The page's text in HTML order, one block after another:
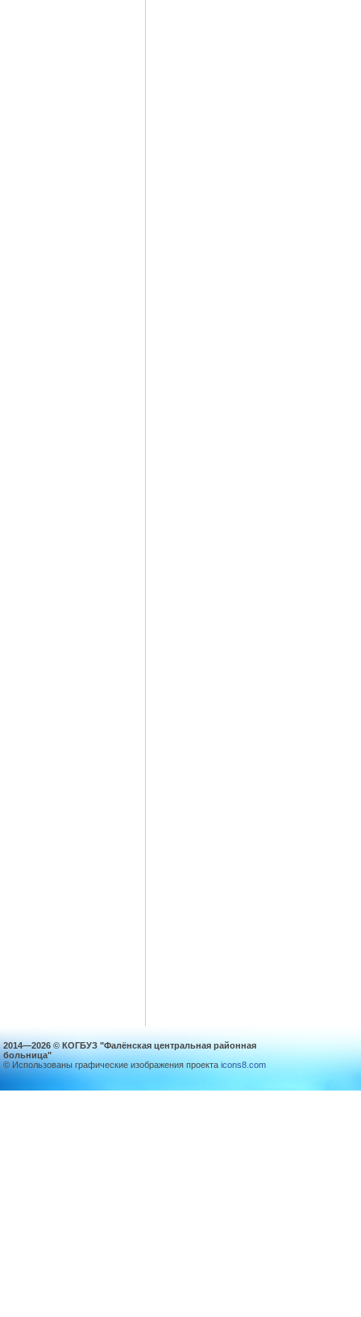
2014—2026 © КОГБУЗ "Фалёнская центральная районная
больница"
© Использованы графические изображения проекта icons8.com